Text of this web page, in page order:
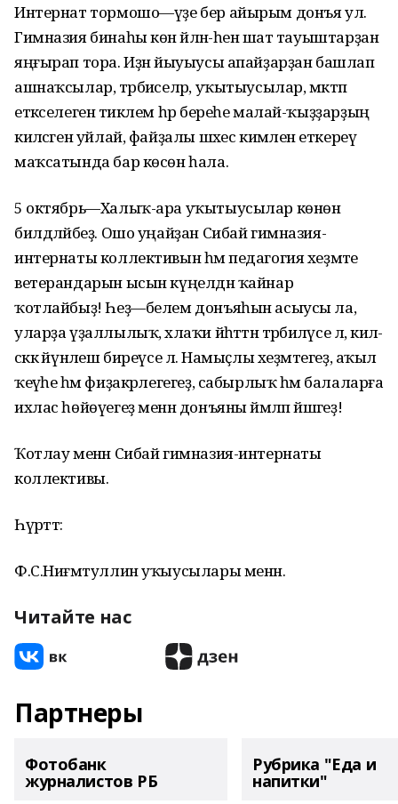
Интернат тормошо—үҙе бер айырым донъя ул.
Гимназия бинаһы көн әйләнә-һенә шат тауыштарҙан
яңғырап тора. Иҙән йыуыусы апайҙарҙан башлап
ашнаҡсылар, тәрбиәселәр, уҡытыусылар, мәктәп
етәкселегенә тиклем һәр береһе малай-ҡыҙҙарҙың
киләсәген уйлай, файҙалы шәхес кимәленә еткереү
маҡсатында бар көсөн һала.
5 октябрь—Халыҡ-ара уҡытыусылар көнөн
билдәләйбеҙ. Ошо уңайҙан Сибай гимназия-
интернаты коллективын һәм педагогия хеҙмәте
ветерандарын ысын күңелдән ҡайнар
ҡотлайбыҙ! Һеҙ—белем донъяһын асыусы ла,
уларҙа үҙаллылыҡ, әхлаҡи йәһәттән тәрбиәләүсе лә, килә-
сәккә йүнәлеш биреүсе лә. Намыҫлы хеҙмәтегеҙ, аҡыл
ҡеүәһе һәм фиҙакәрлегегеҙ, сабырлыҡ һәм балаларға
ихлас һөйөүегеҙ менән донъяны йәмләп йәшәгеҙ!
Ҡотлау менән Сибай гимназия-интернаты
коллективы.
Һүрәттә:
Ф.С.Ниғмәтуллин уҡыусылары менән.
Читайте нас
Партнеры
Фотобанк
журналистов РБ
Рубрика "Еда и
напитки"